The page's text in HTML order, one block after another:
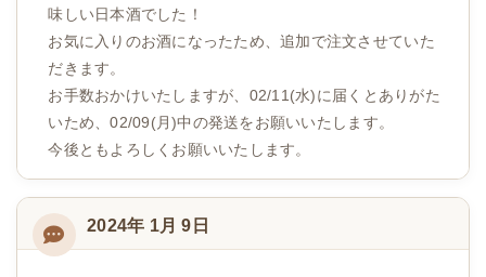
味しい日本酒でした！
お気に入りのお酒になったため、追加で注文させていた
だきます。
お手数おかけいたしますが、02/11(水)に届くとありがた
いため、02/09(月)中の発送をお願いいたします。
今後ともよろしくお願いいたします。
2024年 1月 9日